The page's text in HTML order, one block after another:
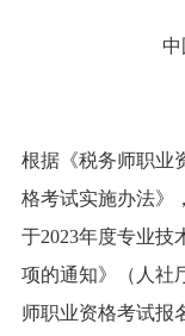
根据《税务师职业
格考试实施办法》
于2023年度专业技
项的通知》（人社
师职业资格考试报